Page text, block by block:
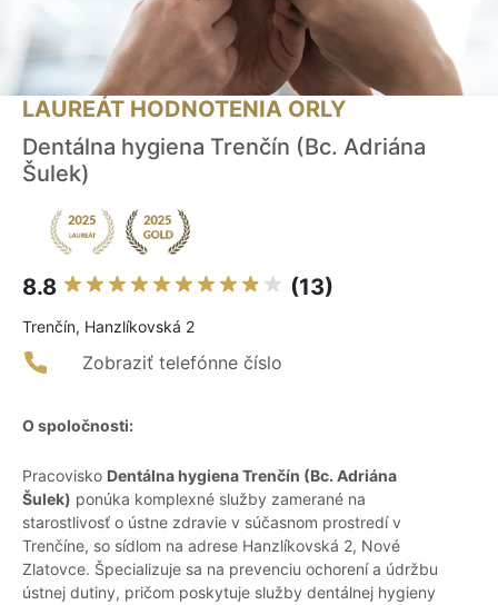
LAUREÁT HODNOTENIA ORLY
Dentálna hygiena Trenčín (Bc. Adriána
Šulek)
8.8 (13)
Trenčín, Hanzlíkovská 2
Zobraziť telefónne číslo
O spoločnosti:
Pracovisko Dentálna hygiena Trenčín (Bc. Adriána
Šulek) ponúka komplexné služby zamerané na
starostlivosť o ústne zdravie v súčasnom prostredí v
Trenčíne, so sídlom na adrese Hanzlíkovská 2, Nové
Zlatovce. Špecializuje sa na prevenciu ochorení a údržbu
ústnej dutiny, pričom poskytuje služby dentálnej hygieny